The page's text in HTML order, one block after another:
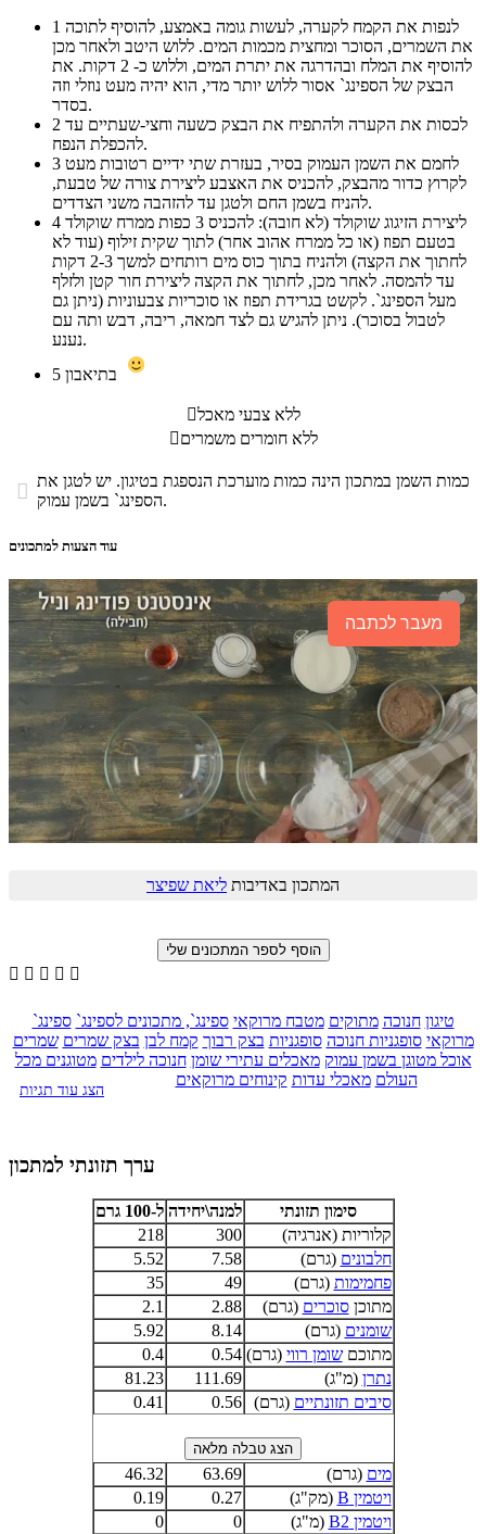
1
את השמרים, הסוכר ומחצית מכמות המים. ללוש היטב ולאחר מכן
להוסיף את המלח ובהדרגה את יתרת המים, וללוש כ- 2 דקות. את
הבצק של הספינג` אסור ללוש יותר מדי, הוא יהיה מעט נוזלי וזה
בסדר.
2
להכפלת הנפח.
3
לקרוץ כדור מהבצק, להכניס את האצבע ליצירת צורה של טבעת,
להניח בשמן החם ולטגן עד להזהבה משני הצדדים.
4
בטעם תפוז (או כל ממרח אהוב אחר) לתוך שקית זילוף (עוד לא
לחתוך את הקצה) ולהניח בתוך כוס מים רותחים למשך 2-3 דקות
עד להמסה. לאחר מכן, לחתוך את הקצה ליצירת חור קטן ולזלף
מעל הספינג`. לקשט בגרידת תפוז או סוכריות צבעוניות (ניתן גם
לטבול בסוכר). ניתן להגיש גם לצד חמאה, ריבה, דבש ותה עם
נענע.
5
ללא צבעי מאכל
ללא חומרים משמרים
 כמות השמן במתכון הינה כמות מוערכת הנספגת בטיגון. יש לטגן את
הספינג` בשמן עמוק.
עוד הצעות למתכונים
מעבר לכתבה
המתכון באדיבות ליאת שפיצר
    
טיגון חנוכה מתוקים מטבח מרוקאי ספינג`, מתכונים לספינג` ספינג`
מרוקאי סופגניות חנוכה סופגניות בצק רבוך קמח לבן בצק שמרים שמרים
אוכל מטוגן בשמן עמוק מאכלים עתירי שומן חנוכה לילדים מטוגנים מכל
העולם מאכלי עדות קינוחים מרוקאים
הצג עוד תגיות
ערך תזונתי למתכון
סימון תזונתי למנה\יחידה ל-100 גרם
קלוריות (אנרגיה)
300
218
חלבונים (גרם) 7.58
5.52
פחמימות (גרם) 49
35
מתוכןסוכרים (גרם) 2.88
2.1
שומנים (גרם) 8.14
5.92
מתוכםשומן רווי (גרם) 0.54
0.4
נתרן (מ"ג) 111.69
81.23
סיבים תזונתיים (גרם) 0.56
0.41
מים (גרם) 63.69
46.32
ויטמין B
(מק"ג) 0.27
0.19
ויטמין B2
(מ"ג) 0
0